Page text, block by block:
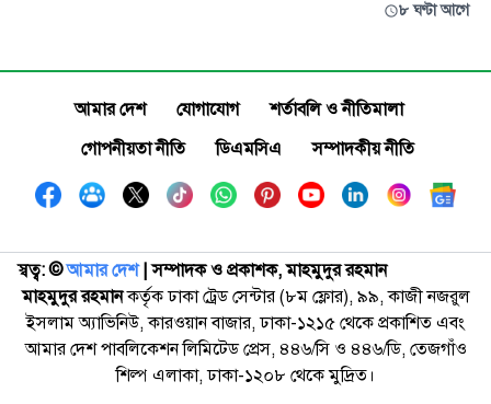
৮ ঘণ্টা আগে
আমার দেশ যোগাযোগ
শর্তাবলি ও নীতিমালা
গোপনীয়তা নীতি
ডিএমসিএ সম্পাদকীয় নীতি
স্বত্ব: ©️আমার দেশ| সম্পাদক ও প্রকাশক, মাহমুদুর রহমান
মাহমুদুর রহমানকর্তৃক ঢাকা ট্রেড সেন্টার (৮ম ফ্লোর), ৯৯, কাজী নজরুল
ইসলাম অ্যাভিনিউ, কারওয়ান বাজার, ঢাকা-১২১৫ থেকে প্রকাশিত এবং
আমার দেশ পাবলিকেশন লিমিটেড প্রেস, ৪৪৬/সি ও ৪৪৬/ডি, তেজগাঁও
শিল্প এলাকা, ঢাকা-১২০৮ থেকে মুদ্রিত।